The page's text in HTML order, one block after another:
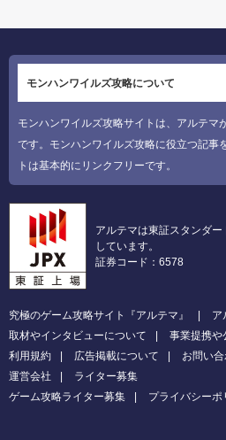
モンハンワイルズ攻略について
モンハンワイルズ攻略サイトは、アルテマ
です。モンハンワイルズ攻略に役立つ記事
トは基本的にリンクフリーです。
アルテマは東証スタンダ
しています。
証券コード：6578
究極のゲーム攻略サイト『アルテマ』
ア
取材やインタビューについて
事業提携や
利用規約
広告掲載について お問い
運営会社
ライター募集
ゲーム攻略ライター募集
プライバシーポ